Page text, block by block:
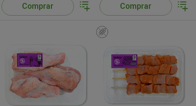
Comprar Comprar